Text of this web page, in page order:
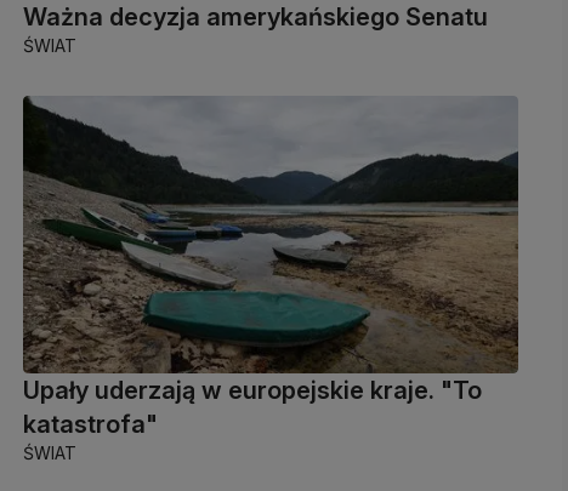
Ważna decyzja amerykańskiego Senatu
ŚWIAT
Upały uderzają w europejskie kraje. "To
katastrofa"
ŚWIAT